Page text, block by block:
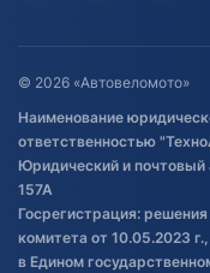
Оставить отзыв
Договор публичной
Обработка файлов
Постановка
Обновления в ЭПТС
© 2026 «Автовеломото»
Наименование
ответственностью
Юридический и почтовый
157А
Госрегистрация:
комитета от 10.05.2023 г.,
в Едином